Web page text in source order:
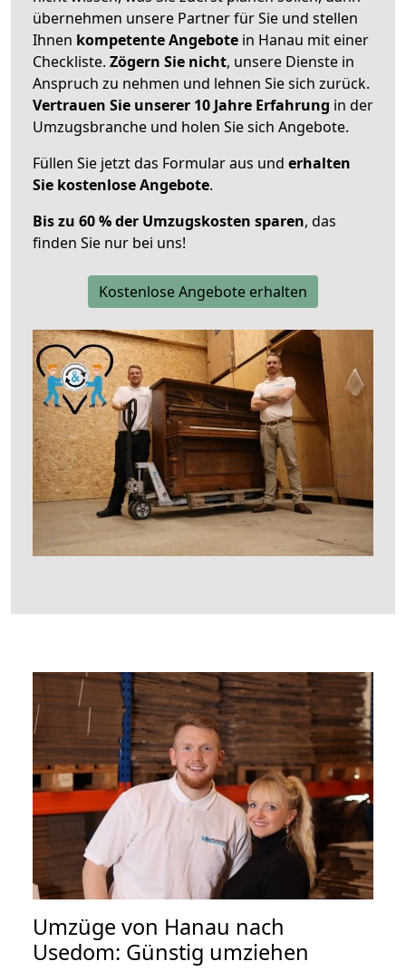
übernehmen unsere Partner für Sie und stellen
Ihnen kompetente Angebote in Hanau mit einer
Checkliste. Zögern Sie nicht, unsere Dienste in
Anspruch zu nehmen und lehnen Sie sich zurück.
Vertrauen Sie unserer 10 Jahre Erfahrung in der
Umzugsbranche und holen Sie sich Angebote.
Füllen Sie jetzt das Formular aus und erhalten
Sie kostenlose Angebote.
Bis zu 60 % der Umzugskosten sparen, das
finden Sie nur bei uns!
Kostenlose Angebote erhalten
Umzüge von Hanau nach
Usedom: Günstig umziehen